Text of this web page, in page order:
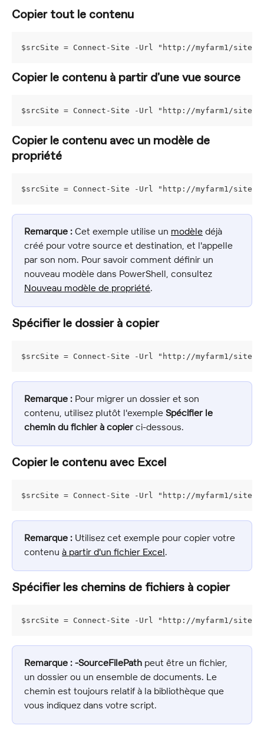
Copier tout le contenu
$srcSite = Connect-Site -Url "http://myfarm1/
Copier le contenu à partir d'une vue source
$srcSite = Connect-Site -Url "http://myfarm1/
Copier le contenu avec un modèle de
propriété
$srcSite = Connect-Site -Url "http://myfarm1/sites/
Remarque : Cet exemple utilise un modèle déjà
créé pour votre source et destination, et l'appelle
par son nom. Pour savoir comment définir un
nouveau modèle dans PowerShell, consultez
Nouveau modèle de propriété.
Spécifier le dossier à copier
$srcSite = Connect-Site -Url "http://myfarm1/sites/
Remarque : Pour migrer un dossier et son
contenu, utilisez plutôt l'exemple Spécifier le
chemin du fichier à copier ci-dessous.
Copier le contenu avec Excel
$srcSite = Connect-Site -Url "http://myfarm1/
Remarque : Utilisez cet exemple pour copier votre
contenu à partir d'un fichier Excel.
Spécifier les chemins de fichiers à copier
$srcSite = Connect-Site -Url "http://myfarm1/sites/
Remarque : -SourceFilePath peut être un fichier,
un dossier ou un ensemble de documents. Le
chemin est toujours relatif à la bibliothèque que
vous indiquez dans votre script.